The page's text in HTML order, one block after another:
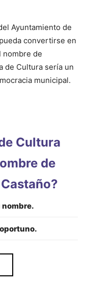
Ayuntamiento de
convertirse en
nombre de
de Cultura sería un
municipal.
Cultura
de
nombre.